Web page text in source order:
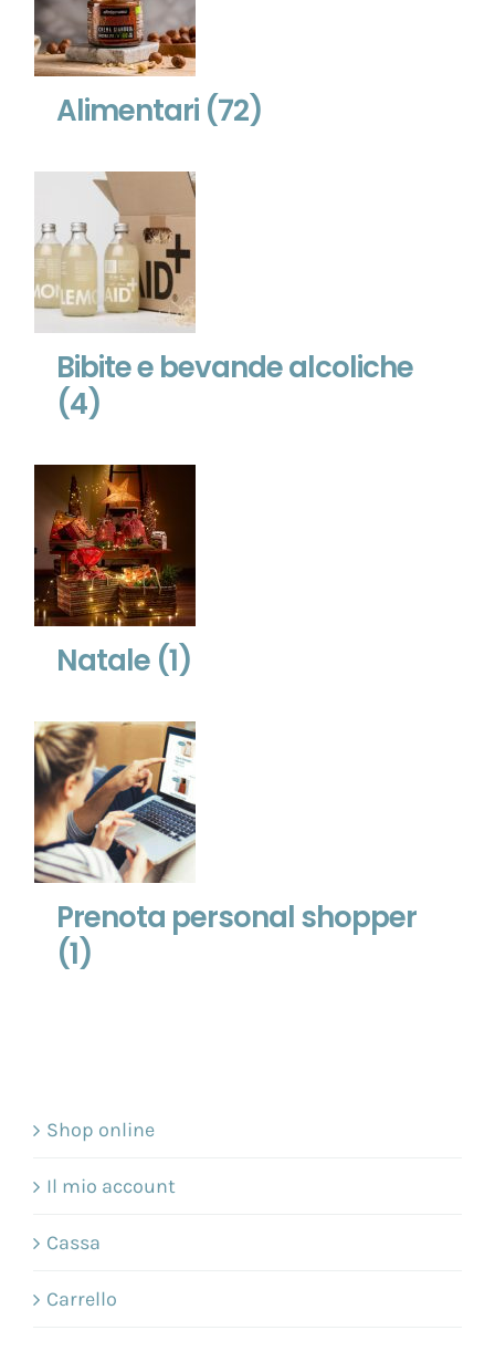
Alimentari (72)
Bibite e bevande alcoliche
(4)
Natale (1)
Prenota personal shopper
(1)
Shop online
Il mio account
Cassa
Carrello